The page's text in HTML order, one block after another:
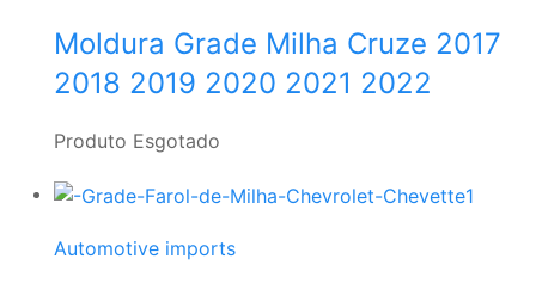
Moldura Grade Milha Cruze 2017
2018 2019 2020 2021 2022
Produto Esgotado
Automotive imports